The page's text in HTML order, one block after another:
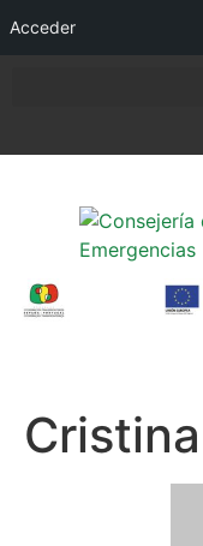
Acceder